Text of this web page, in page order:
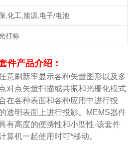
,化工,能源,电子/电池
打标
件产品介绍：
意刷新率显示各种矢量图形以及多
对点矢量扫描或共振和光栅化模式
在各种表面和各种应用中进行投
透明表面上进行投影。MEMS器件
有高度的便携性和小型性-该套件
算机一起使用时可*移动。